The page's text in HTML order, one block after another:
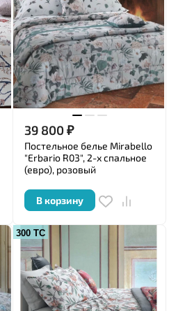
39 800₽
Постельное белье Mirabello
"Erbario R03", 2-х спальное
(евро), розовый
В корзину
300 ТС